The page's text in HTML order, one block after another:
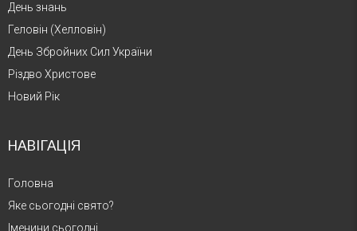
День знань
Геловін (Хелловін)
День Збройних Сил України
Різдво Христове
Новий Рік
НАВІГАЦІЯ
Головна
Яке сьогодні свято?
Іменини сьогодні